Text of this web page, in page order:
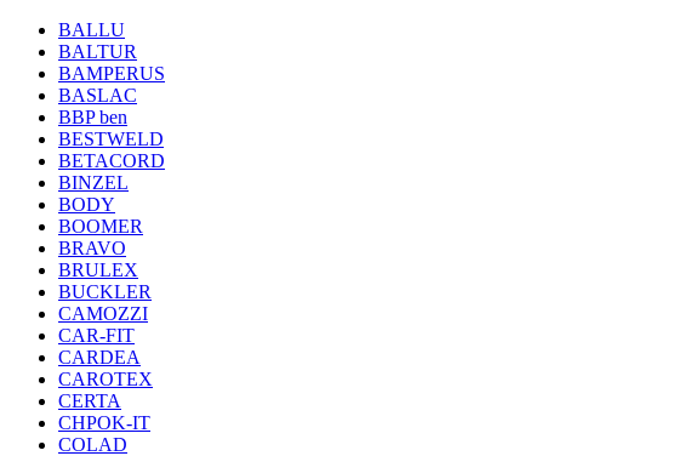
BALLU
BALTUR
BAMPERUS
BASLAC
BBP ben
BESTWELD
BETACORD
BINZEL
BODY
BOOMER
BRAVO
BRULEX
BUCKLER
CAMOZZI
CAR-FIT
CARDEA
CAROTEX
CERTA
CHPOK-IT
COLAD